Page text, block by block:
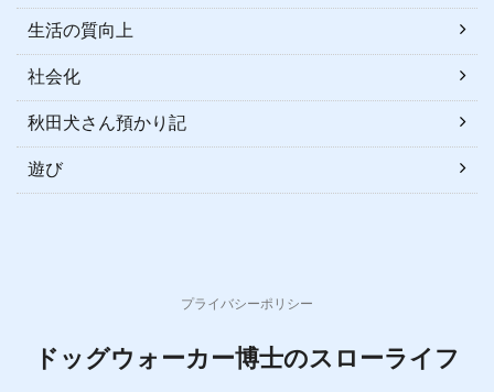
生活の質向上
社会化
秋田犬さん預かり記
遊び
プライバシーポリシー
ドッグウォーカー博士のスローライフ